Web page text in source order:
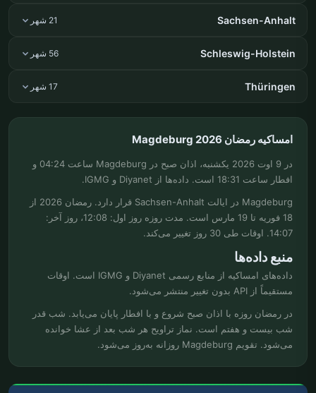
Sachsen-Anhalt 21 شهر
Schleswig-Holstein 56 شهر
Thüringen 17 شهر
امساکیه رمضان Magdeburg 2026
در 9 اوت 2026 یکشنبه، اذان صبح در Magdeburg ساعت 04:24 و
افطار ساعت 18:31 است. داده‌ها از Diyanet و IGMG.
Magdeburg در ایالت Sachsen-Anhalt قرار دارد. رمضان 2026 از
18 فوریه تا 19 مارس است. مدت روزه روز اول: 12:08، روز آخر:
14:07. اوقات طی 30 روز تغییر می‌کند.
منبع داده‌ها
داده‌های امساکیه از منابع رسمی Diyanet و IGMG است. اوقات
مستقیماً از API بدون تغییر منتشر می‌شود.
در رمضان روزه با اذان صبح شروع و با افطار پایان می‌یابد. شب قدر
شب بیست و هفتم است. نماز تراویح هر شب بعد از عشا خوانده
می‌شود. تقویم Magdeburg روزانه به‌روز می‌شود.